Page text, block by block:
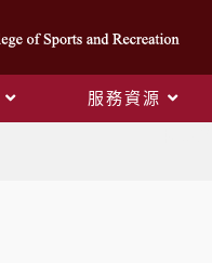
服務資源